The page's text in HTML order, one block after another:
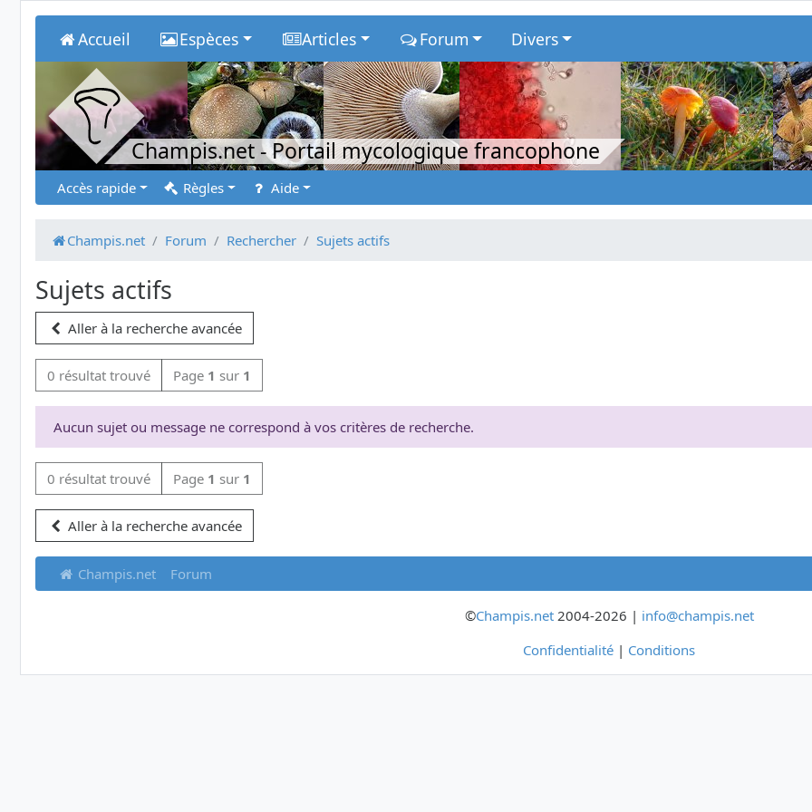
Accueil Espèces Articles Forum Divers
Champis.net- Portail mycologique francophone
Accès rapide Règles Aide
Champis.net Forum Rechercher Sujets actifs
Sujets actifs
Aller à la recherche avancée
0 résultat trouvé Page 1 sur 1
Aucun sujet ou message ne correspond à vos critères de recherche.
0 résultat trouvé Page 1 sur 1
Aller à la recherche avancée
Champis.net Forum
©Champis.net2004-2026 | info@champis.net
Confidentialité | Conditions